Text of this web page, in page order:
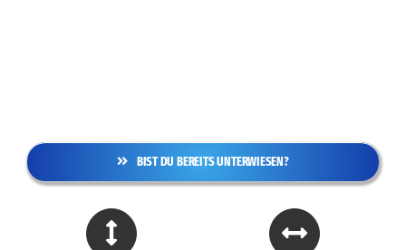
BIST DU BEREITS UNTERWIESEN?